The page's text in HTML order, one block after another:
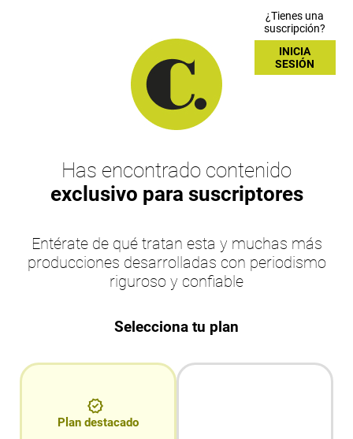
¿Tienes una
suscripción?
INICIA
SESIÓN
Has encontrado contenido
exclusivo para suscriptores
Entérate de qué tratan esta y muchas más
producciones desarrolladas con periodismo
riguroso y confiable
Selecciona tu plan
Plan destacado